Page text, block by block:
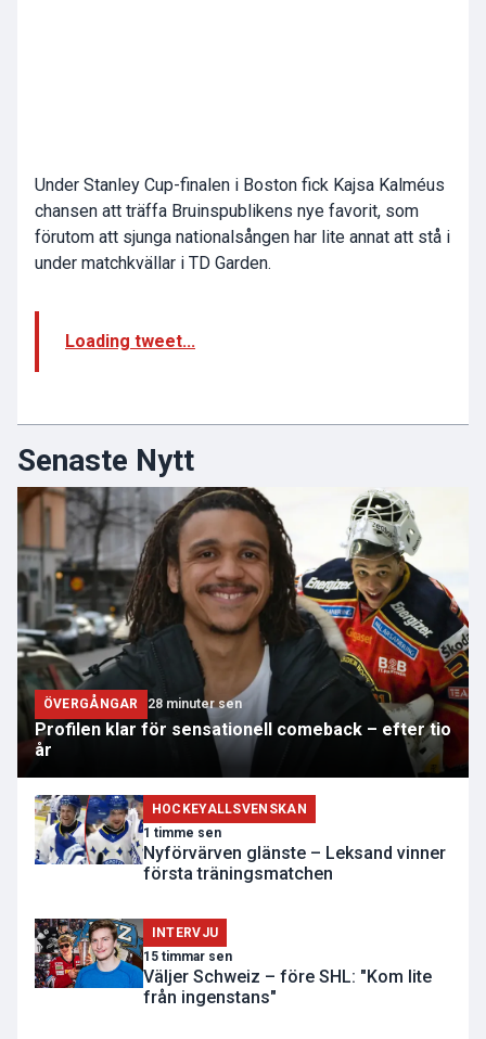
Under Stanley Cup-finalen i Boston fick Kajsa Kalméus
chansen att träffa Bruinspublikens nye favorit, som
förutom att sjunga nationalsången har lite annat att stå i
under matchkvällar i TD Garden.
Loading tweet...
Senaste Nytt
ÖVERGÅNGAR 28 minuter sen
Profilen klar för sensationell comeback – efter tio
år
HOCKEYALLSVENSKAN
1 timme sen
Nyförvärven glänste – Leksand vinner
första träningsmatchen
INTERVJU
15 timmar sen
Väljer Schweiz – före SHL: "Kom lite
från ingenstans"